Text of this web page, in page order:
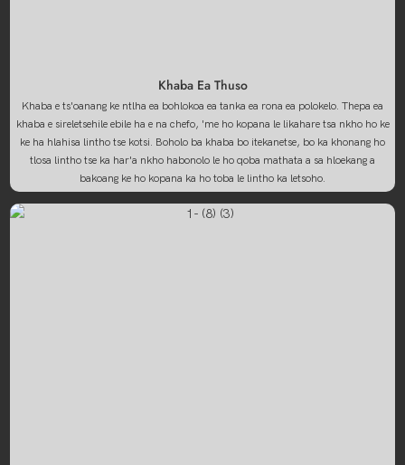
Khaba Ea Thuso
Khaba e ts'oanang ke ntlha ea bohlokoa ea tanka ea rona ea polokelo. Thepa ea
khaba e sireletsehile ebile ha e na chefo, 'me ho kopana le likahare tsa nkho ho ke
ke ha hlahisa lintho tse kotsi. Boholo ba khaba bo itekanetse, bo ka khonang ho
tlosa lintho tse ka har'a nkho habonolo le ho qoba mathata a sa hloekang a
bakoang ke ho kopana ka ho toba le lintho ka letsoho.